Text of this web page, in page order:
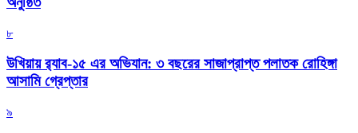
৮
উখিয়ায় র‍্যাব-১৫ এর অভিযান: ৩ বছরের সাজাপ্রাপ্ত পলাতক রোহিঙ্গা
আসামি গ্রেপ্তার
৯